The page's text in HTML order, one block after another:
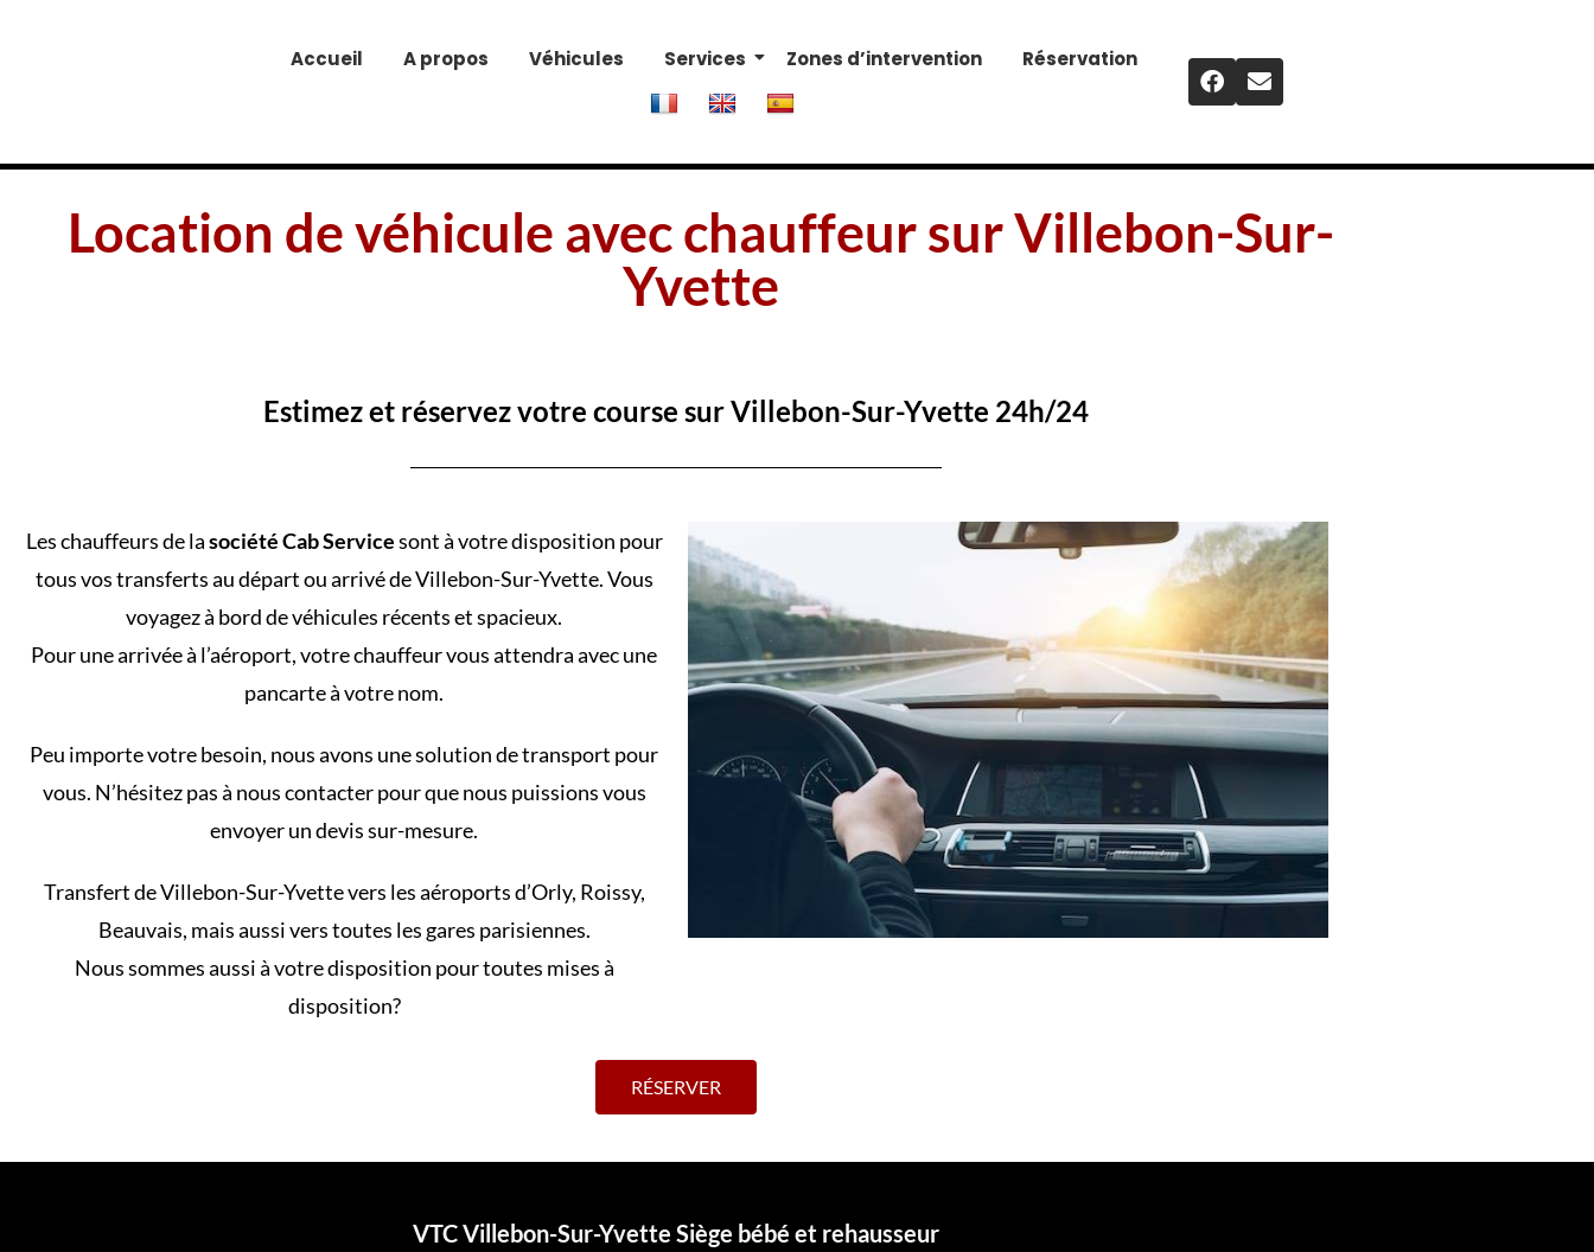
Accueil A propos Véhicules Services Zones d’intervention Réservation
Location de véhicule avec chauffeur sur Villebon-Sur-
Yvette
Estimez et réservez votre course sur Villebon-Sur-Yvette 24h/24
Les chauffeurs de lasociété Cab Servicesont à votre disposition pour
tous vos transferts au départ ou arrivé de Villebon-Sur-Yvette. Vous
voyagez à bord de véhicules récents et spacieux.
Pour une arrivée à l’aéroport, votre chauffeur vous attendra avec une
pancarte à votre nom.
Peu importe votre besoin, nous avons une solution de transport pour
vous. N’hésitez pas à nous contacter pour que nous puissions vous
envoyer un devis sur-mesure.
Transfert de Villebon-Sur-Yvette vers les aéroports d’Orly, Roissy,
Beauvais, mais aussi vers toutes les gares parisiennes.
Nous sommes aussi à votre disposition pour toutes mises à
disposition?
RÉSERVER
VTC Villebon-Sur-Yvette Siège bébé et rehausseur